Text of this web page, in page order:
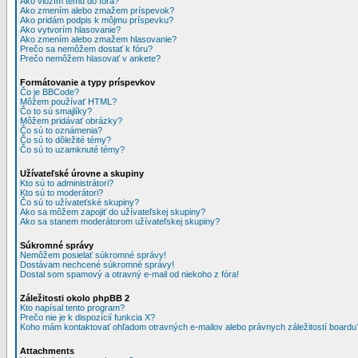
Ako zmením alebo zmažem príspevok?
Ako pridám podpis k môjmu príspevku?
Ako vytvorím hlasovanie?
Ako zmením alebo zmažem hlasovanie?
Prečo sa nemôžem dostať k fóru?
Prečo nemôžem hlasovať v ankete?
Formátovanie a typy príspevkov
Čo je BBCode?
Môžem používať HTML?
Čo to sú smajlíky?
Môžem pridávať obrázky?
Čo sú to oznámenia?
Čo sú to dôležité témy?
Čo sú to uzamknuté témy?
Užívateľské úrovne a skupiny
Kto sú to administrátori?
Kto sú to moderátori?
Čo sú to užívateťské skupiny?
Ako sa môžem zapojiť do užívateľskej skupiny?
Ako sa stanem moderátorom užívateľskej skupiny?
Súkromné správy
Nemôžem posielať súkromné správy!
Dostávam nechcené súkromné správy!
Dostal som spamový a otravný e-mail od niekoho z fóra!
Záležitosti okolo phpBB 2
Kto napísal tento program?
Prečo nie je k dispozícií funkcia X?
Koho mám kontaktovať ohľadom otravných e-mailov alebo právnych záležitostí
Attachments